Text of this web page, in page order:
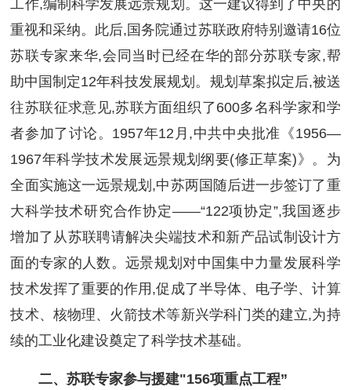
工作,编制科学发展远景规划。这一建议得到了中央的
重视和采纳。此后,国务院通过苏联政府特别邀请16位
苏联专家来华,会同当时已经在华的部分苏联专家,帮
助中国制定12年科技发展规划。规划草案拟定后,被送
往苏联征求意见,苏联方面组织了600多名科学家和学
者参加了讨论。1957年12月,中共中央批准《1956—
1967年科学技术发展远景规划纲要(修正草案)》。为
全面实施这一远景规划,中苏两国随后进一步签订了重
大科学技术研究合作协定——“122项协定”,我国逐步
增加了从苏联聘请解决尖端技术和新产品试制设计方
面的专家的人数。远景规划对中国集中力量发展科学
技术发挥了重要的作用,促成了半导体、电子学、计算
技术、核物理、火箭技术等新兴学科门类的建立,为持
续的工业化建设奠定了科学技术基础。
二、苏联专家参与援建"156项重点工程”